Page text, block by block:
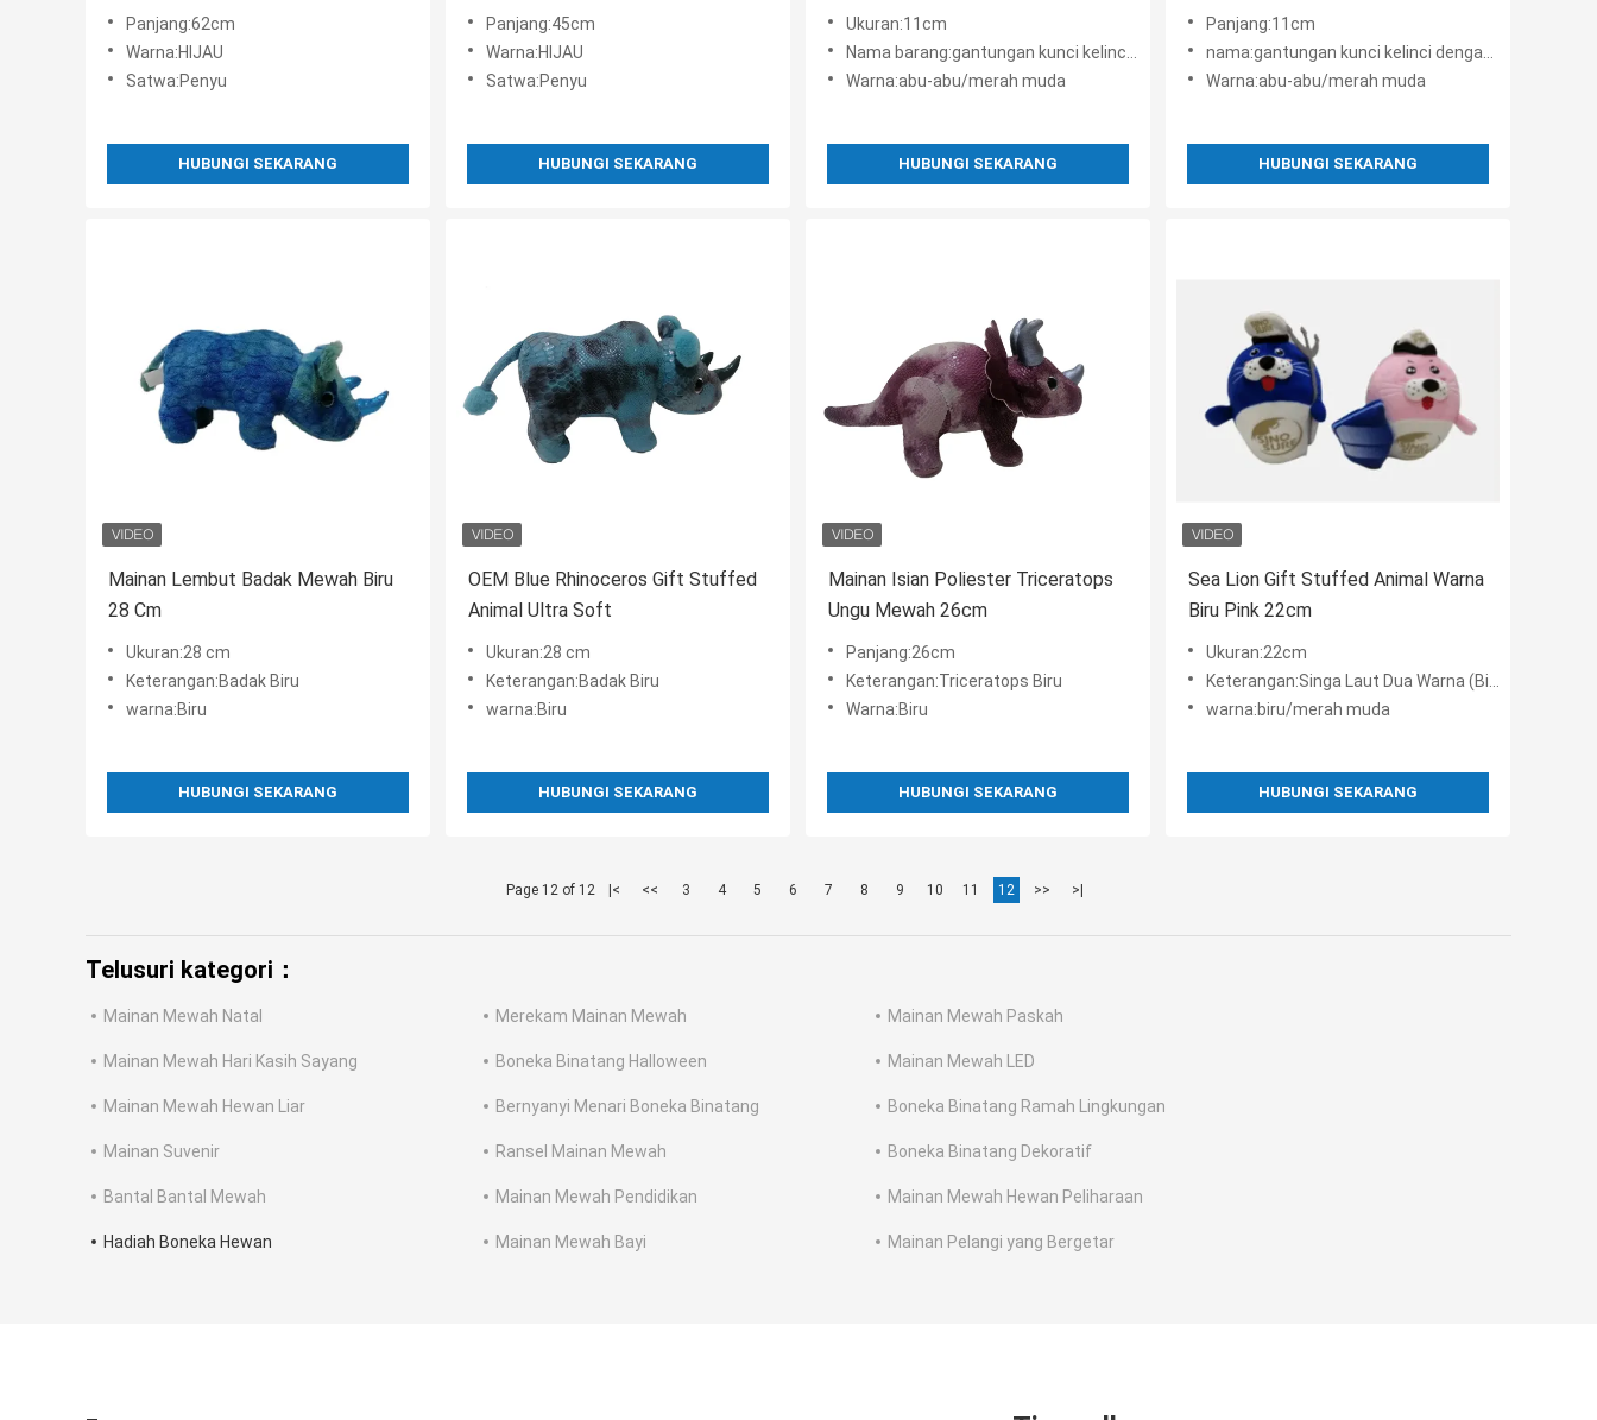
Untuk Olahraga Luar Ruangan
Panjang:62cm
Warna:HIJAU
Satwa:Penyu
HUBUNGI SEKARANG
45cm Untuk Aktivitas Luar Ruangan
Panjang:45cm
Warna:HIJAU
Satwa:Penyu
HUBUNGI SEKARANG
Ukuran:11cm
Nama barang:gantungan kunci kelinci dengan kotak musik (Pink And Grey)
Warna:abu-abu/merah muda
HUBUNGI SEKARANG
Panjang:11cm
nama:gantungan kunci kelinci dengan kotak musik (Pink And Grey)
Warna:abu-abu/merah muda
HUBUNGI SEKARANG
Mainan Lembut Badak Mewah Biru
28 Cm
Ukuran:28 cm
Keterangan:Badak Biru
warna:Biru
HUBUNGI SEKARANG
OEM Blue Rhinoceros Gift Stuffed
Animal Ultra Soft
Ukuran:28 cm
Keterangan:Badak Biru
warna:Biru
HUBUNGI SEKARANG
Mainan Isian Poliester Triceratops
Ungu Mewah 26cm
Panjang:26cm
Keterangan:Triceratops Biru
Warna:Biru
HUBUNGI SEKARANG
Sea Lion Gift Stuffed Animal Warna
Biru Pink 22cm
Ukuran:22cm
Keterangan:Singa Laut Dua Warna (Biru Dan Pink)
warna:biru/merah muda
HUBUNGI SEKARANG
Page 12 of 12 |< << 3 4 5 6 7 8 9 10 11 12 >> >|
Telusuri kategori：
Mainan Mewah Natal Merekam Mainan Mewah Mainan Mewah Paskah
Mainan Mewah Hari Kasih Sayang Boneka Binatang Halloween Mainan Mewah LED
Mainan Mewah Hewan Liar Bernyanyi Menari Boneka Binatang Boneka Binatang Ramah Lingkungan
Mainan Suvenir Ransel Mainan Mewah Boneka Binatang Dekoratif
Bantal Bantal Mewah Mainan Mewah Pendidikan Mainan Mewah Hewan Peliharaan
Hadiah Boneka Hewan Mainan Mewah Bayi Mainan Pelangi yang Bergetar